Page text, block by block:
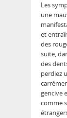
Les
une
et
des
suite,
des
perdiez
gencive
comme